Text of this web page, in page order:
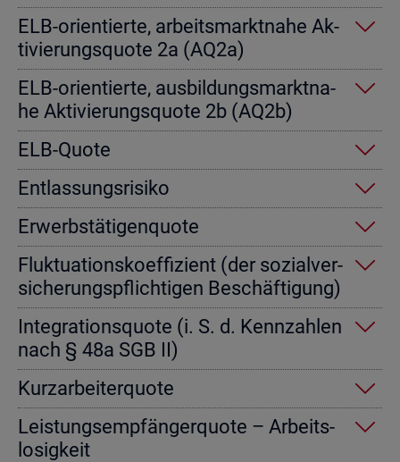
ELB-ori­en­tier­te, ar­beits­markt­na­he Ak­
ti­vie­rungs­quo­te 2a (AQ2a)
ELB-ori­en­tier­te, aus­bil­dungs­markt­na­
he Ak­ti­vie­rungs­quo­te 2b (AQ2b)
ELB-Quote
Ent­las­sungs­ri­si­ko
Er­werbs­tä­ti­gen­quo­te
Fluk­tua­ti­ons­ko­ef­fi­zi­ent (der so­zi­al­ver­
si­che­rungs­pflich­ti­gen Be­schäf­ti­gung)
In­te­gra­ti­ons­quo­te (i. S. d. Kenn­zah­len
nach § 48a SGB II)
Kurz­ar­bei­ter­quo­te
Leis­tungs­emp­fän­ger­quo­te – Ar­beits­
lo­sig­keit